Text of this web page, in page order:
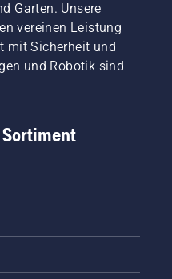
Garten. Unsere
vereinen Leistung
mit Sicherheit und
und Robotik sind